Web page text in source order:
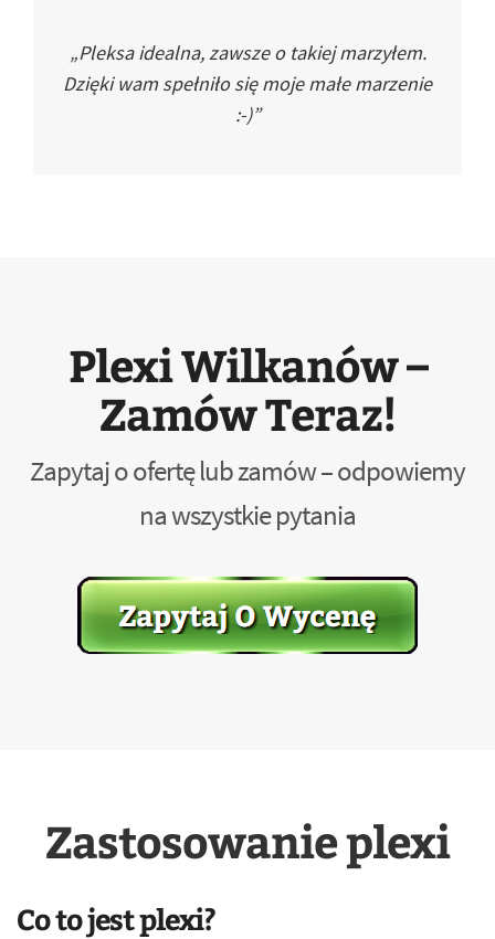
„Pleksa idealna, zawsze o takiej marzyłem.
Dzięki wam spełniło się moje małe marzenie
:-)”
Plexi Wilkanów –
Zamów Teraz!
Zapytaj o ofertę lub zamów – odpowiemy
na wszystkie pytania
Zastosowanie plexi
Co to jest plexi?